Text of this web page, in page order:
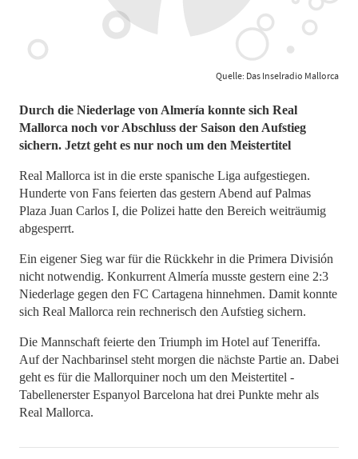
Quelle: Das Inselradio Mallorca
Durch die Niederlage von Almería konnte sich Real
Mallorca noch vor Abschluss der Saison den Aufstieg
sichern. Jetzt geht es nur noch um den Meistertitel
Real Mallorca ist in die erste spanische Liga aufgestiegen.
Hunderte von Fans feierten das gestern Abend auf Palmas
Plaza Juan Carlos I, die Polizei hatte den Bereich weiträumig
abgesperrt.
Ein eigener Sieg war für die Rückkehr in die Primera División
nicht notwendig. Konkurrent Almería musste gestern eine 2:3
Niederlage gegen den FC Cartagena hinnehmen. Damit konnte
sich Real Mallorca rein rechnerisch den Aufstieg sichern.
Die Mannschaft feierte den Triumph im Hotel auf Teneriffa.
Auf der Nachbarinsel steht morgen die nächste Partie an. Dabei
geht es für die Mallorquiner noch um den Meistertitel -
Tabellenerster Espanyol Barcelona hat drei Punkte mehr als
Real Mallorca.